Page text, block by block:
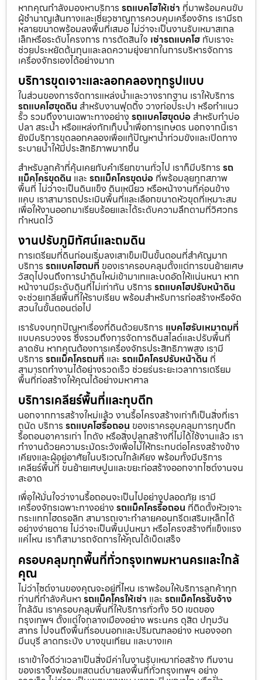
หากคุณกำลังมองหาบริการ รถแบคโฮให้เช่า ที่มาพร้อมคนขับ
ผู้ชำนาญเส้นทางและเชี่ยวชาญการควบคุมเครื่องจักร เรามีรถ
หลายขนาดพร้อมลงพื้นที่เสมอ ไม่ว่าจะเป็นงานรับเหมาสเกล
เล็กหรือระดับโครงการ การตัดสินใจ เช่ารถแบคโฮ กับเราจะ
ช่วยประหยัดต้นทุนและลดความยุ่งยากในการบริหารจัดการ
เครื่องจักรเองได้อย่างมาก
บริการขุดเจาะและลอกคลองทุกรูปแบบ
ในส่วนของการจัดการแหล่งน้ำและวางรากฐาน เราให้บริการ
รถแบคโฮขุดดิน สำหรับงานฟุตติ้ง วางท่อประปา หรือทำแนว
รั้ว รวมถึงงานเฉพาะทางอย่าง รถแบคโฮขุดบ่อ สำหรับทำบ่อ
ปลา สระน้ำ หรือแหล่งกักเก็บน้ำเพื่อการเกษตร นอกจากนี้เรา
ยังมีบริการขุดลอกคลองเพื่อแก้ปัญหาน้ำท่วมขังและเปิดทาง
ระบายน้ำให้มีประสิทธิภาพมากขึ้น
สำหรับลูกค้าที่คุ้นเคยกับคำเรียกขานทั่วไป เราก็มีบริการ รถ
แม็คโครขุดดิน และ รถแม็คโครขุดบ่อ ที่พร้อมลุยทุกสภาพ
พื้นที่ ไม่ว่าจะเป็นดินแข็ง ดินเหนียว หรือหน้างานที่ค่อนข้าง
แคบ เราสามารถประเมินพื้นที่และเลือกขนาดหัวขุดที่เหมาะสม
เพื่อให้งานออกมาเรียบร้อยและได้ระดับความลึกตามที่วิศวกร
กำหนดไว้
งานปรับภูมิทัศน์และถมดิน
การเตรียมที่ดินก่อนเริ่มลงเสาเข็มเป็นขั้นตอนที่สำคัญมาก
บริการ รถแบคโฮถมที่ ของเราครอบคลุมตั้งแต่การขนย้ายเศษ
วัสดุไปจนถึงการนำดินใหม่เข้ามาเทและบดอัดให้แน่นหนา หาก
หน้างานมีระดับดินที่ไม่เท่ากัน บริการ รถแบคโฮปรับหน้าดิน
จะช่วยเกลี่ยพื้นที่ให้ราบเรียบ พร้อมสำหรับการก่อสร้างหรือจัด
สวนในขั้นตอนต่อไป
เรารับจบทุกปัญหาเรื่องที่ดินด้วยบริการ แบคโฮรับเหมาถมที่
แบบครบวงจร ซึ่งรวมถึงการจัดการดินสไลด์และปรับพื้นที่
ลาดชัน หากคุณต้องการเครื่องจักรประสิทธิภาพสูง เรามี
บริการ รถแม็คโครถมที่ และ รถแม็คโครปรับหน้าดิน ที่
สามารถทำงานได้อย่างรวดเร็ว ช่วยร่นระยะเวลาการเตรียม
พื้นที่ก่อสร้างให้คุณได้อย่างมหาศาล
บริการเคลียร์พื้นที่และทุบตึก
นอกจากการสร้างใหม่แล้ว งานรื้อโครงสร้างเก่าก็เป็นสิ่งที่เรา
ถนัด บริการ รถแบคโฮรื้อถอน ของเราครอบคลุมการทุบตึก
รื้อถอนอาคารเก่า โกดัง หรือสิ่งปลูกสร้างที่ไม่ได้ใช้งานแล้ว เรา
ทำงานด้วยความระมัดระวังเพื่อไม่ให้กระทบต่อโครงสร้างข้าง
เคียงและผู้อยู่อาศัยในบริเวณใกล้เคียง พร้อมทั้งมีบริการ
เคลียร์พื้นที่ ขนย้ายเศษปูนและขยะก่อสร้างออกจากไซต์งานจน
สะอาด
เพื่อให้มั่นใจว่างานรื้อถอนจะเป็นไปอย่างปลอดภัย เรามี
เครื่องจักรเฉพาะทางอย่าง รถแม็คโครรื้อถอน ที่ติดตั้งหัวเจาะ
กระแทกไฮดรอลิก สามารถเจาะทำลายคอนกรีตเสริมเหล็กได้
อย่างง่ายดาย ไม่ว่าจะเป็นพื้นปูนหนา หรือโครงสร้างที่แข็งแรง
แค่ไหน เราก็สามารถจัดการให้คุณได้เบ็ดเสร็จ
ครอบคลุมทุกพื้นที่ทั่วกรุงเทพมหานครและใกล้
คุณ
ไม่ว่าไซต์งานของคุณจะอยู่ที่ไหน เราพร้อมให้บริการลูกค้าทุก
ท่านที่กำลังค้นหา รถแม็คโครให้เช่า และ รถแม็คโครรับจ้าง
ใกล้ฉัน เราครอบคลุมพื้นที่ให้บริการทั่วทั้ง 50 เขตของ
กรุงเทพฯ ตั้งแต่ใจกลางเมืองอย่าง พระนคร ดุสิต ปทุมวัน
สาทร ไปจนถึงพื้นที่รอบนอกและปริมณฑลอย่าง หนองจอก
มีนบุรี ลาดกระบัง บางขุนเทียน และบางแค
เราเข้าใจดีว่าเวลาเป็นสิ่งมีค่าในงานรับเหมาก่อสร้าง ทีมงาน
ของเราจึงพร้อมแสตนด์บายลงพื้นที่ทั่วกรุงเทพฯ อย่าง